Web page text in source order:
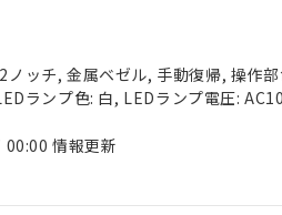
ッチ, 金属ベゼル, 手動復帰, 操作
ランプ色: 白, LEDランプ電圧:
情報更新